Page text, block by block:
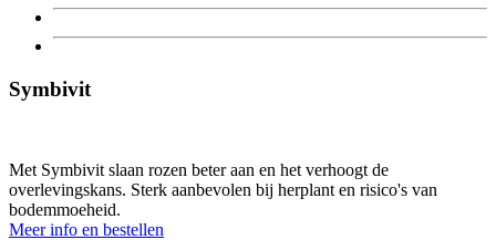
Symbivit
Met Symbivit slaan rozen beter aan en het verhoogt de
overlevingskans. Sterk aanbevolen bij herplant en risico's van
bodemmoeheid.
Meer info en bestellen